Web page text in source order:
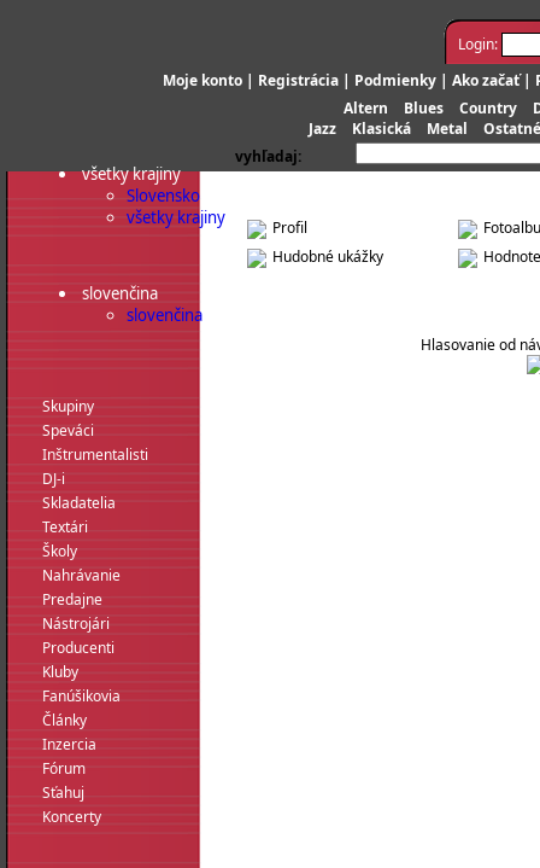
Login:
Moje konto | Registrácia | Podmienky | Ako začať|
Altern
Blues Country
Jazz
Klasická Metal
Ostatné
vyhľadaj:
všetky krajiny
Slovensko
všetky krajiny
slovenčina
slovenčina
Skupiny
Speváci
Inštrumentalisti
DJ-i
Skladatelia
Textári
Školy
Nahrávanie
Predajne
Nástrojári
Producenti
Kluby
Fanúšikovia
Články
Inzercia
Fórum
Sťahuj
Koncerty
Profil
Hudobné ukážky
Hlasovanie od